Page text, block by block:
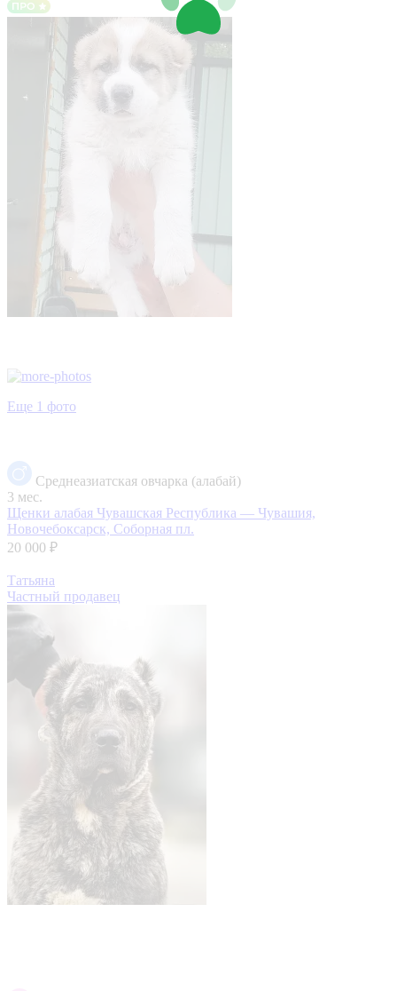
Еще 1 фото
Среднеазиатская овчарка (алабай)
3 мес.
Щенки алабая Чувашская Республика — Чувашия,
Новочебоксарск, Соборная пл.
20 000 ₽
Татьяна
Частный продавец